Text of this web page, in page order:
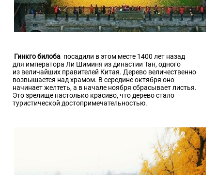
Гинкго билоба посадили в этом месте 1400 лет назад
для императора Ли Шиминя из династии Тан, одного
из величайших правителей Китая. Дерево величественно
возвышается над храмом. В середине октября оно
начинает желтеть, а в начале ноября сбрасывает листья.
Это зрелище настолько красиво, что дерево стало
туристической достопримечательностью.